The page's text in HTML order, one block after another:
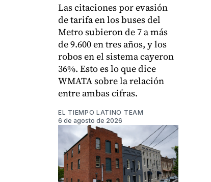
Las citaciones por evasión
de tarifa en los buses del
Metro subieron de 7 a más
de 9.600 en tres años, y los
robos en el sistema cayeron
36%. Esto es lo que dice
WMATA sobre la relación
entre ambas cifras.
EL TIEMPO LATINO TEAM
6 de agosto de 2026